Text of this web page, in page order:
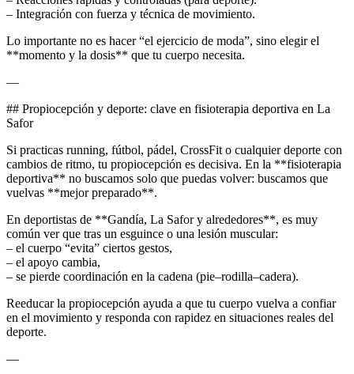
– Integración con fuerza y técnica de movimiento.
Lo importante no es hacer “el ejercicio de moda”, sino elegir el
**momento y la dosis** que tu cuerpo necesita.
—
## Propiocepción y deporte: clave en fisioterapia deportiva en La
Safor
Si practicas running, fútbol, pádel, CrossFit o cualquier deporte con
cambios de ritmo, tu propiocepción es decisiva. En la **fisioterapia
deportiva** no buscamos solo que puedas volver: buscamos que
vuelvas **mejor preparado**.
En deportistas de **Gandía, La Safor y alrededores**, es muy
común ver que tras un esguince o una lesión muscular:
– el cuerpo “evita” ciertos gestos,
– el apoyo cambia,
– se pierde coordinación en la cadena (pie–rodilla–cadera).
Reeducar la propiocepción ayuda a que tu cuerpo vuelva a confiar
en el movimiento y responda con rapidez en situaciones reales del
deporte.
—